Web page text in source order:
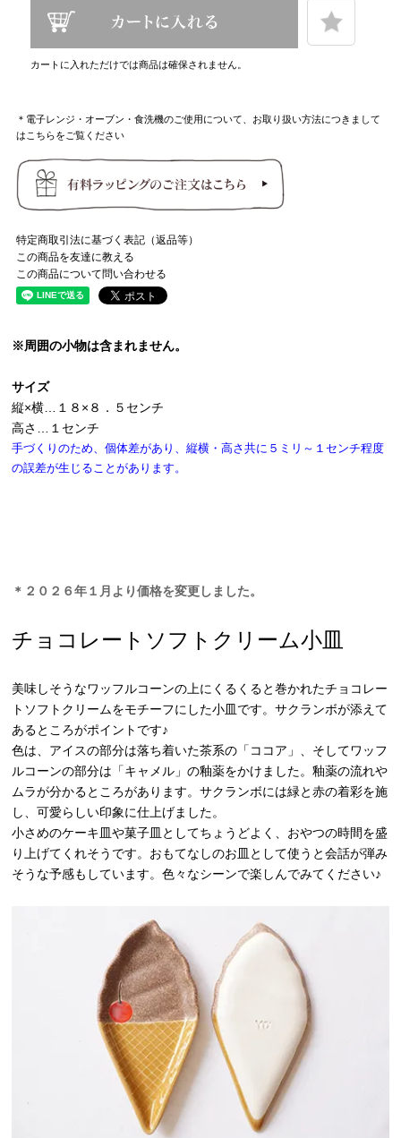
カートに入れただけでは商品は確保されません。
＊電子レンジ・オーブン・食洗機のご使用について、お取り扱い方法につきまして
はこちらをご覧ください
特定商取引法に基づく表記（返品等）
この商品を友達に教える
この商品について問い合わせる
※周囲の小物は含まれません。
サイズ
縦×横…１８×８．５センチ
高さ…１センチ
手づくりのため、個体差があり、縦横・高さ共に５ミリ～１センチ程度
の誤差が生じることがあります。
＊２０２６年１月より価格を変更しました。
チョコレートソフトクリーム小皿
美味しそうなワッフルコーンの上にくるくると巻かれたチョコレー
トソフトクリームをモチーフにした小皿です。サクランボが添えて
あるところがポイントです♪
色は、アイスの部分は落ち着いた茶系の「ココア」、そしてワッフ
ルコーンの部分は「キャメル」の釉薬をかけました。釉薬の流れや
ムラが分かるところがあります。サクランボには緑と赤の着彩を施
し、可愛らしい印象に仕上げました。
小さめのケーキ皿や菓子皿としてちょうどよく、おやつの時間を盛
り上げてくれそうです。おもてなしのお皿として使うと会話が弾み
そうな予感もしています。色々なシーンで楽しんでみてください♪